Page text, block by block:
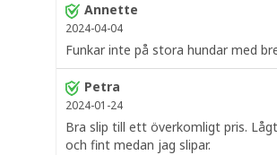
Annette
2024-04-04
Funkar inte på stora hundar med
Petra
2024-01-24
Bra slip till ett överkomligt pris.
och fint medan jag slipar.